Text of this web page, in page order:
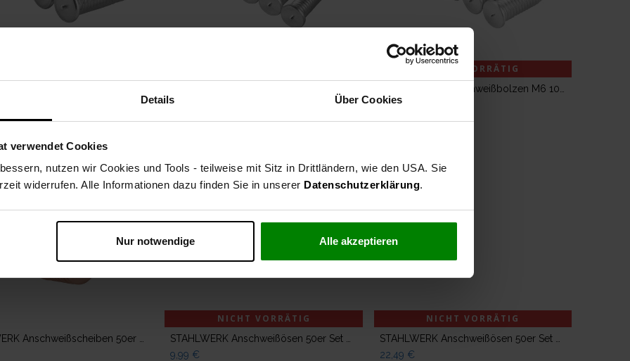
Details Über Cookies
verwendet Cookies
nutzen wir Cookies und Tools - teilweise mit Sitz in Drittländern, wie den USA. Sie
widerrufen. Alle Informationen dazu finden Sie in unserer Datenschutzerklärung.
Nur notwendige Alle akzeptieren
8,33
NICHT VORRÄTIG
STAHLWERK Alu Schweißbolzen M6 100er Set Smart Repair Ausbeulspotter Zubehör
9,99€
Warenkorb hinzufügen
NICHT VORRÄTIG
9,99 €
NICHT VORRÄTIG
22,49 €